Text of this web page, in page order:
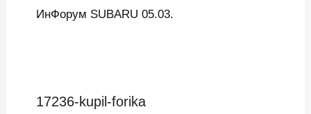
ИнФорум SUBARU 05.03.
17236-kupil-forika